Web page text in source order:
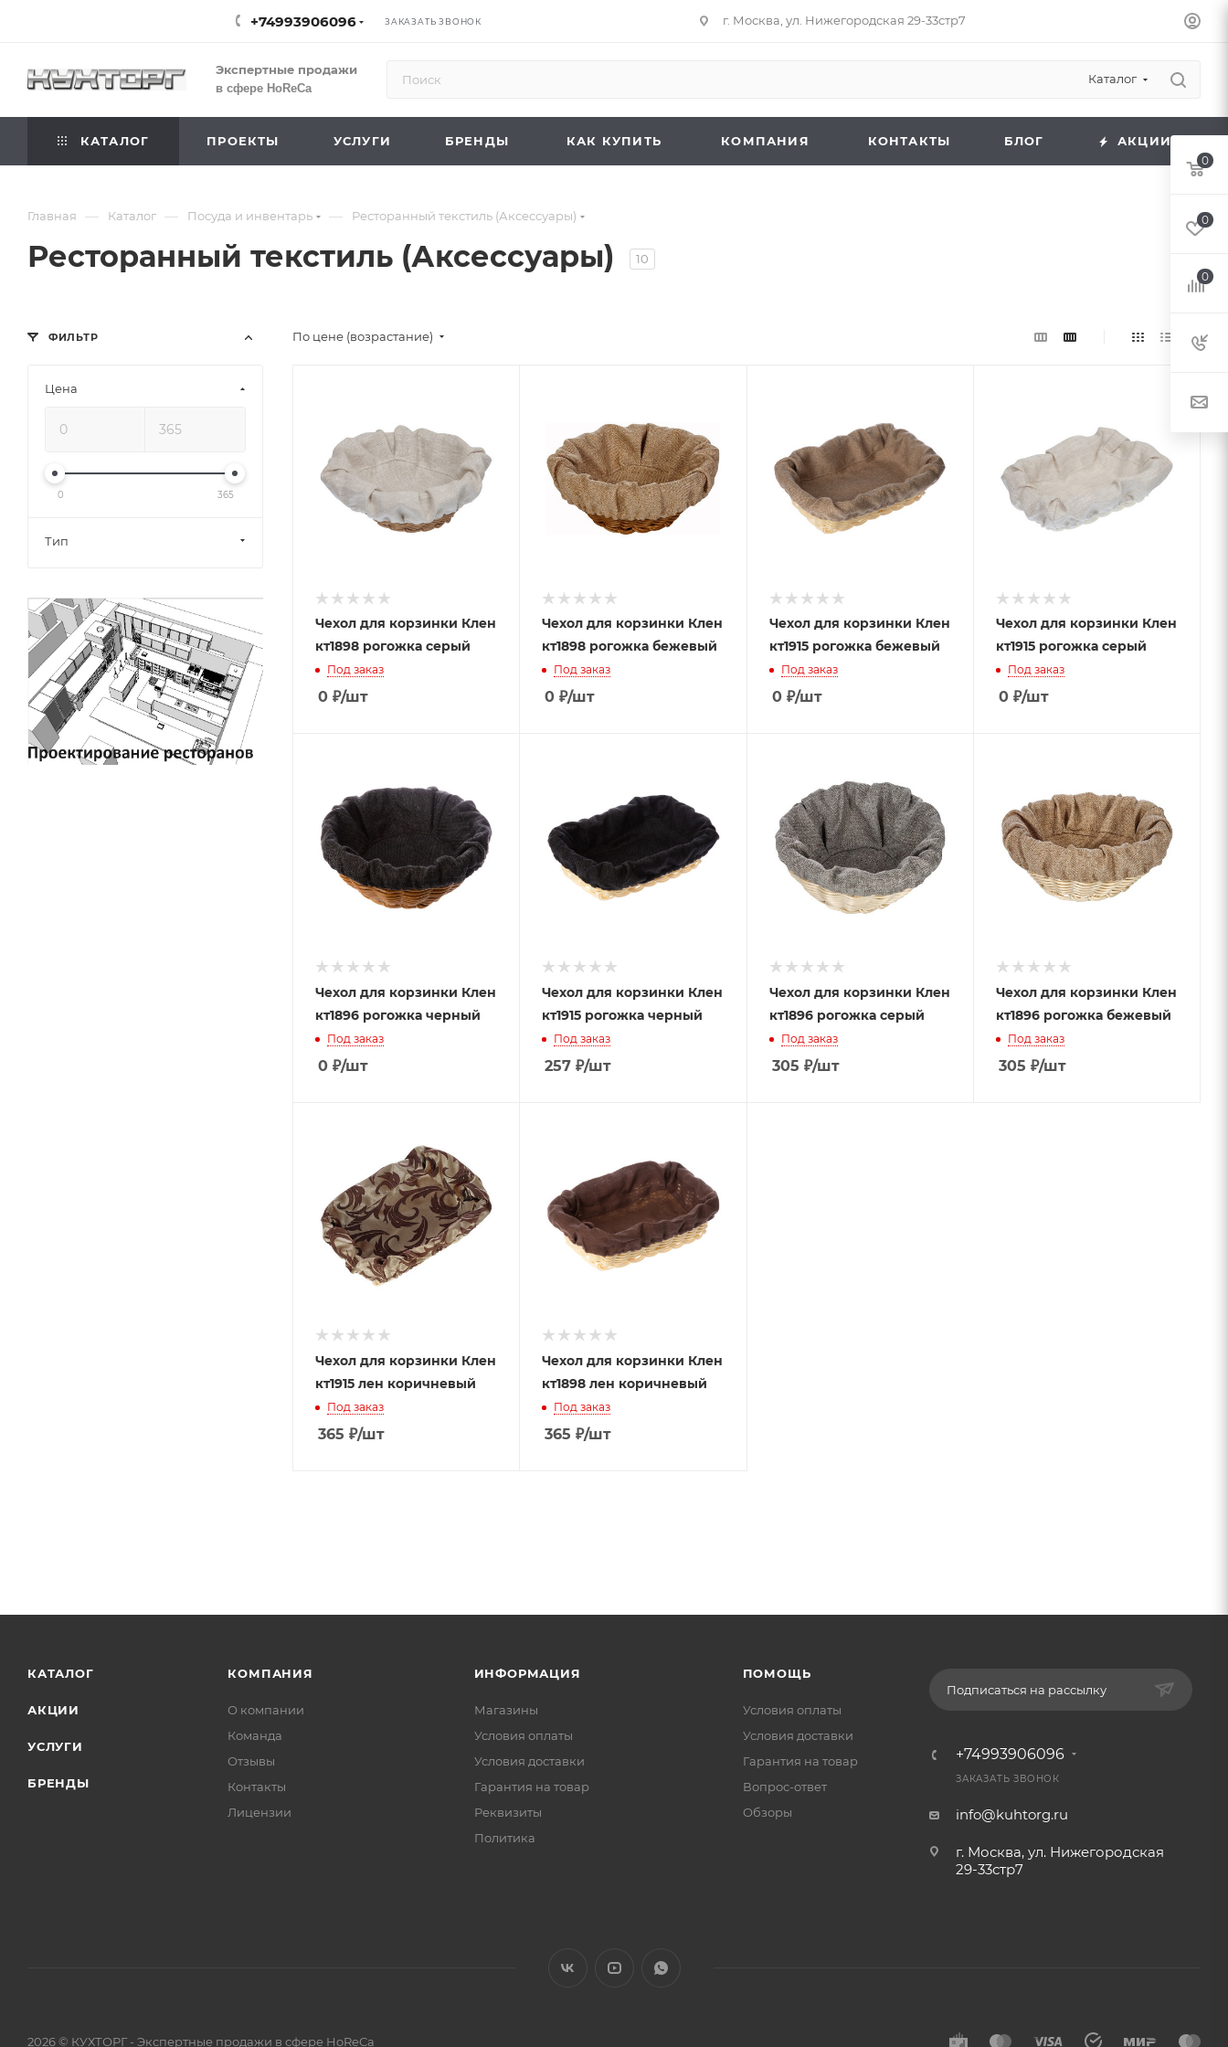
+74993906096 ЗАКАЗАТЬ ЗВОНОК г. Москва, ул. Нижегородская 29-33стр7
Экспертные продажи
в сфере HoReCa
Каталог
КАТАЛОГ ПРОЕКТЫ УСЛУГИ БРЕНДЫ КАК КУПИТЬ КОМПАНИЯ КОНТАКТЫ БЛОГ АКЦИИ
Главная — Каталог — Посуда и инвентарь — Ресторанный текстиль (Аксессуары)
Ресторанный текстиль (Аксессуары) 10
По цене (возрастание)
Чехол для корзинки Клен
кт1898 рогожка серый
Под заказ
0 ₽/шт
Чехол для корзинки Клен
кт1898 рогожка бежевый
Под заказ
0 ₽/шт
Чехол для корзинки Клен
кт1915 рогожка бежевый
Под заказ
0₽/шт
Чехол для корзинки Клен
кт1915 рогожка серый
Под заказ
0₽/шт
Чехол для корзинки Клен
кт1896 рогожка черный
Под заказ
0 ₽/шт
Чехол для корзинки Клен
кт1915 рогожка черный
Под заказ
257 ₽/шт
Чехол для корзинки Клен
кт1896 рогожка серый
Под заказ
305 ₽/шт
Чехол для корзинки Клен
кт1896 рогожка бежевый
Под заказ
305 ₽/шт
Чехол для корзинки Клен
кт1915 лен коричневый
Под заказ
365 ₽/шт
Чехол для корзинки Клен
кт1898 лен коричневый
Под заказ
365 ₽/шт
ФИЛЬТР
Цена
0 365
Тип
КАТАЛОГ
АКЦИИ
УСЛУГИ
БРЕНДЫ
КОМПАНИЯ
О компании
Команда
Отзывы
Контакты
Лицензии
ИНФОРМАЦИЯ
Магазины
Условия оплаты
Условия доставки
Гарантия на товар
Реквизиты
Политика
ПОМОЩЬ
Условия оплаты
Условия доставки
Гарантия на товар
Вопрос-ответ
Обзоры
Подписаться на рассылку
+74993906096
ЗАКАЗАТЬ ЗВОНОК
info@kuhtorg.ru
г. Москва, ул. Нижегородская
29-33стр7
2026 © КУХТОРГ - Экспертные продажи в сфере HoReCa
0
0
0